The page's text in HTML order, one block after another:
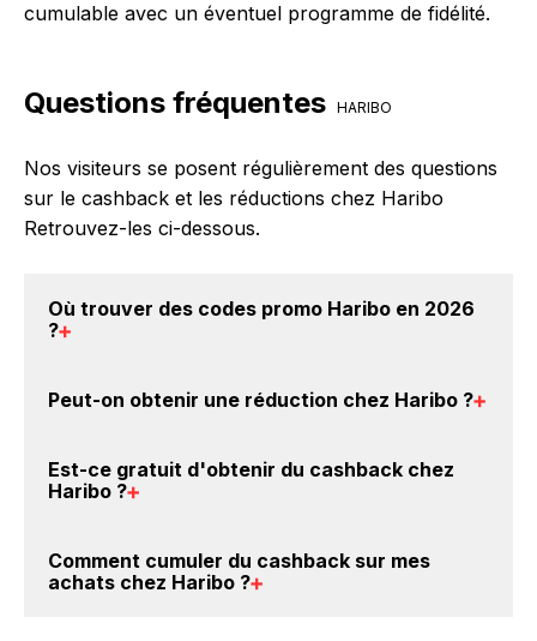
cumulable avec un éventuel programme de fidélité.
Questions fréquentes HARIBO
Nos visiteurs se posent régulièrement des questions
sur le cashback et les réductions chez Haribo
Retrouvez-les ci-dessous.
Où trouver des codes promo Haribo en 2026
?
promo chez Haribo. Si descodes promo Haribo sont
trouverez sur cette page, dans le paragraphe codes
promo Haribo.
Peut-on obtenir une réduction chez Haribo ?
crédités sur votre cagnotte BackBackBack lorsque
Est-ce gratuit d'obtenir du cashback chez
Haribo ?
compte gratuitement pour cumuler vos réductions
Comment cumuler du cashback sur mes
achats chez Haribo ?